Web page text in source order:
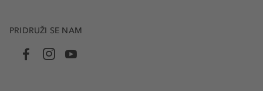
PRIDRUŽI SE NAM